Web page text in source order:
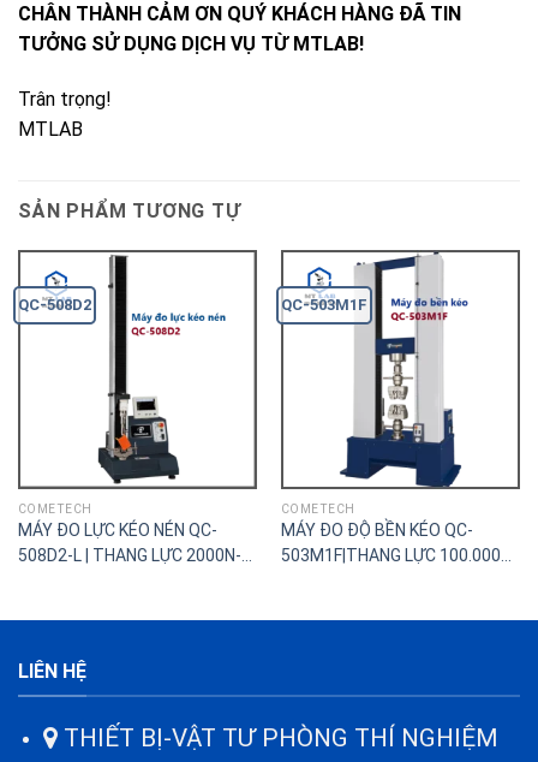
CHÂN THÀNH CẢM ƠN QUÝ KHÁCH HÀNG ĐÃ TIN
TƯỞNG SỬ DỤNG DỊCH VỤ TỪ MTLAB!
Trân trọng!
MTLAB
SẢN PHẨM TƯƠNG TỰ
QC-508D2
COMETECH
MÁY ĐO LỰC KÉO NÉN QC-
508D2-L | THANG LỰC 2000N-
QC-503M1F
COMETECH
MÁY ĐO ĐỘ BỀN KÉO QC-
503M1F|THANG LỰC 100.000N-
LIÊN HỆ
THIẾT BỊ-VẬT TƯ PHÒNG THÍ NGHIỆM